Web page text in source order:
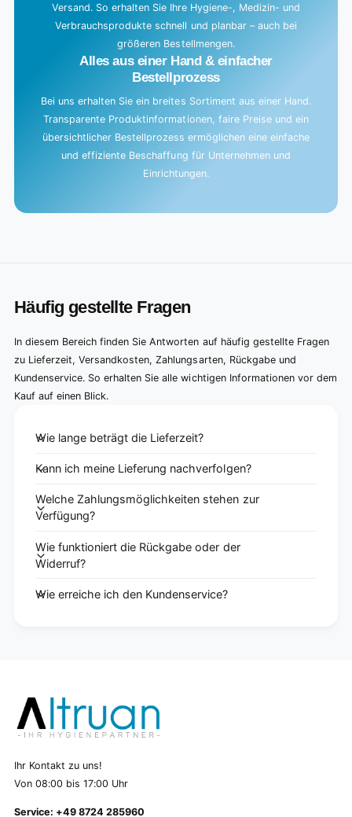
Versand. So erhalten Sie Ihre Hygiene-, Medizin- und
Verbrauchsprodukte schnell und planbar – auch bei
größeren Bestellmengen.
Alles aus einer Hand & einfacher
Bestellprozess
Bei uns erhalten Sie ein breites Sortiment aus einer Hand.
Transparente Produktinformationen, faire Preise und ein
übersichtlicher Bestellprozess ermöglichen eine einfache
und effiziente Beschaffung für Unternehmen und
Einrichtungen.
Häufig gestellte Fragen
In diesem Bereich finden Sie Antworten auf häufig gestellte Fragen
zu Lieferzeit, Versandkosten, Zahlungsarten, Rückgabe und
Kundenservice. So erhalten Sie alle wichtigen Informationen vor dem
Kauf auf einen Blick.
Wie lange beträgt die Lieferzeit?
Kann ich meine Lieferung nachverfolgen?
Welche Zahlungsmöglichkeiten stehen zur
Verfügung?
Wie funktioniert die Rückgabe oder der
Widerruf?
Wie erreiche ich den Kundenservice?
Ihr Kontakt zu uns!
Von 08:00 bis 17:00 Uhr
Service: +49 8724 285960